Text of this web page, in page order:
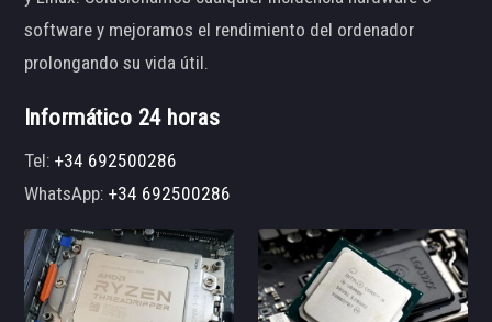
software y mejoramos el rendimiento del ordenador
prolongando su vida útil.
Informático 24 horas
Tel:+34 692500286
WhatsApp:+34 692500286